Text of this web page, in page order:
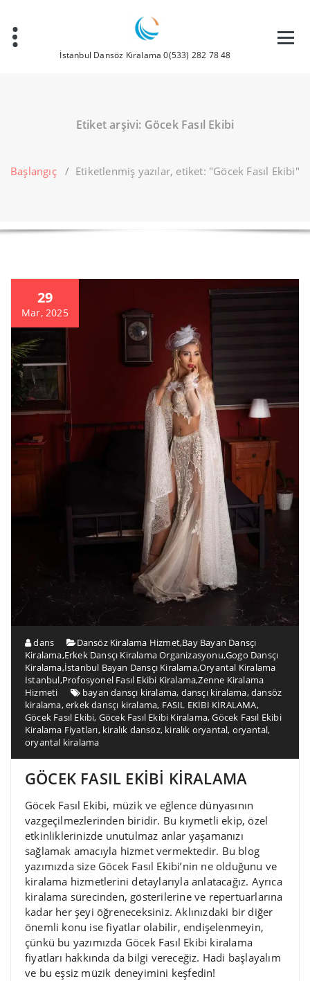
İstanbul Dansöz Kiralama 0(533) 282 78 48
Etiket arşivi: Göcek Fasıl Ekibi
Başlangıç/ Etiketlenmiş yazılar, etiket: "Göcek Fasıl Ekibi"
29
Mar, 2025
dans Dansöz Kiralama Hizmet,Bay Bayan Dansçı
Kiralama,Erkek Dansçı Kiralama Organizasyonu,Gogo Dansçı
Kiralama,İstanbul Bayan Dansçı Kiralama,Oryantal Kiralama
İstanbul,Profosyonel Fasıl Ekibi Kiralama,Zenne Kiralama
Hizmeti
bayan dansçı kiralama, dansçı kiralama,dansöz
kiralama,erkek dansçı kiralama, FASIL EKİBİ KİRALAMA,
Göcek Fasıl Ekibi, Göcek Fasıl Ekibi Kiralama,Göcek Fasıl Ekibi
Kiralama Fiyatları, kiralık dansöz, kiralık oryantal, oryantal,
oryantal kiralama
GÖCEK FASIL EKİBİ KİRALAMA
Göcek Fasıl Ekibi, müzik ve eğlence dünyasının
vazgeçilmezlerinden biridir. Bu kıymetli ekip, özel
etkinliklerinizde unutulmaz anlar yaşamanızı
sağlamak amacıyla hizmet vermektedir. Bu blog
yazımızda size Göcek Fasıl Ekibi’nin ne olduğunu ve
kiralama hizmetlerini detaylarıyla anlatacağız. Ayrıca
kiralama sürecinden, gösterilerine ve repertuarlarına
kadar her şeyi öğreneceksiniz. Aklınızdaki bir diğer
önemli konu ise fiyatlar olabilir, endişelenmeyin,
çünkü bu yazımızda Göcek Fasıl Ekibi kiralama
fiyatları hakkında da bilgi vereceğiz. Hadi başlayalım
ve bu eşsiz müzik deneyimini keşfedin!